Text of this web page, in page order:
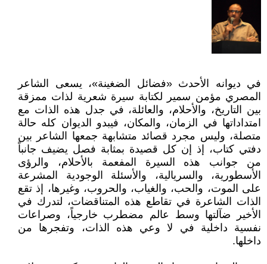
في ديوانه الأحدث «فضائل الضغينة»، يسعى الشاعر
المصري مؤمن سمير لكتابة سيرة شعرية لذات ممزقة
بين التاريخ، والأحلام، والعائلة، في جدل هذه الذات مع
امتداداتها في الزمان، والمكان، فيبدو الديوان كله حالة
متصلة، وليس مجرد قصائد متشابهة جمعها الشاعر بين
دفتي كتاب، إذ إن كل قصيدة بمثابة فصل يضيف جانباً
من جوانب هذه السيرة المفعمة بالأحلام، والرؤى
الأسطورية، والسريالية، والأسئلة الوجودية المشرعة
على الموت، والحب، والغياب، والحروب، وغيرها، إذ تقع
الذات الشاعرة في تقاطع هذه المتناقضات، لتدرك في
الأخير ضآلتها وسط عالم مضطرب خارجياً، وصراعات
نفسية داخلية في لا وعي هذه الذات، وتفجرها من
داخلها.